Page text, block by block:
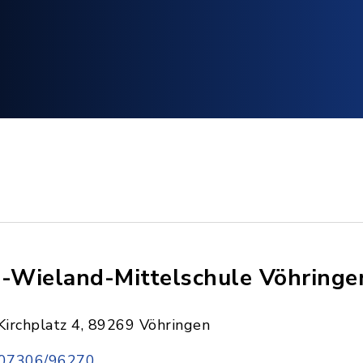
Wieland-Mittelschule
4, 89269 Vöhringen